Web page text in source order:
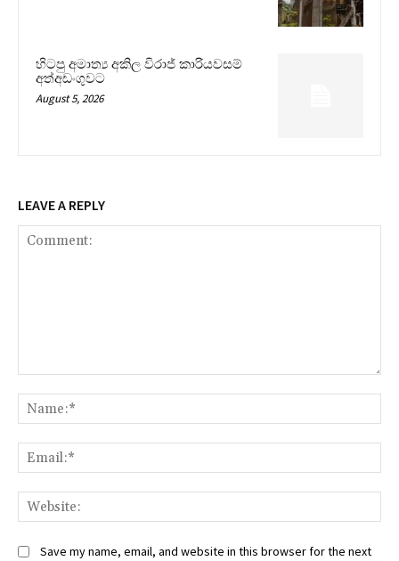
හිටපු අමාත්‍ය අකිල විරාජ් කාරියවසම්
අත්අඩංගුවට
August 5, 2026
LEAVE A REPLY
Save my name, email, and website in this browser for the next